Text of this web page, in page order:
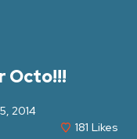
Octo!!!
2014
181 Likes